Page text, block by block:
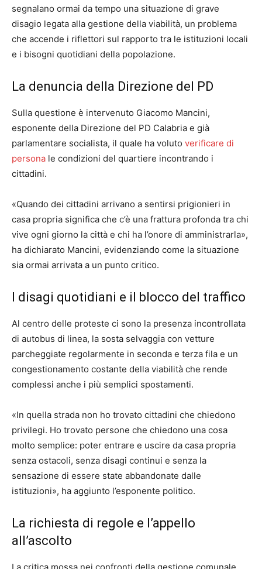
segnalano ormai da tempo una situazione di grave
disagio legata alla gestione della viabilità, un problema
che accende i riflettori sul rapporto tra le istituzioni locali
e i bisogni quotidiani della popolazione.
La denuncia della Direzione del PD
Sulla questione è intervenuto Giacomo Mancini,
esponente della Direzione del PD Calabria e già
parlamentare socialista, il quale ha voluto verificare di
persona le condizioni del quartiere incontrando i
cittadini.
«Quando dei cittadini arrivano a sentirsi prigionieri in
casa propria significa che c’è una frattura profonda tra chi
vive ogni giorno la città e chi ha l’onore di amministrarla»,
ha dichiarato Mancini, evidenziando come la situazione
sia ormai arrivata a un punto critico.
I disagi quotidiani e il blocco del traffico
Al centro delle proteste ci sono la presenza incontrollata
di autobus di linea, la sosta selvaggia con vetture
parcheggiate regolarmente in seconda e terza fila e un
congestionamento costante della viabilità che rende
complessi anche i più semplici spostamenti.
«In quella strada non ho trovato cittadini che chiedono
privilegi. Ho trovato persone che chiedono una cosa
molto semplice: poter entrare e uscire da casa propria
senza ostacoli, senza disagi continui e senza la
sensazione di essere state abbandonate dalle
istituzioni», ha aggiunto l’esponente politico.
La richiesta di regole e l’appello
all’ascolto